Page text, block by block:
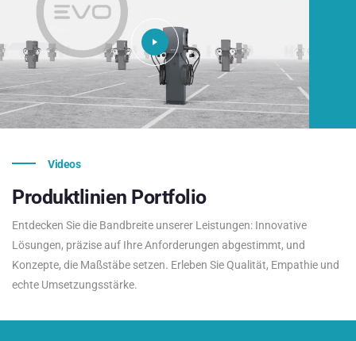
Videos
Produktlinien Portfolio
Entdecken Sie die Bandbreite unserer Leistungen: Innovative
Lösungen, präzise auf Ihre Anforderungen abgestimmt, und
Konzepte, die Maßstäbe setzen. Erleben Sie Qualität, Empathie und
echte Umsetzungsstärke.